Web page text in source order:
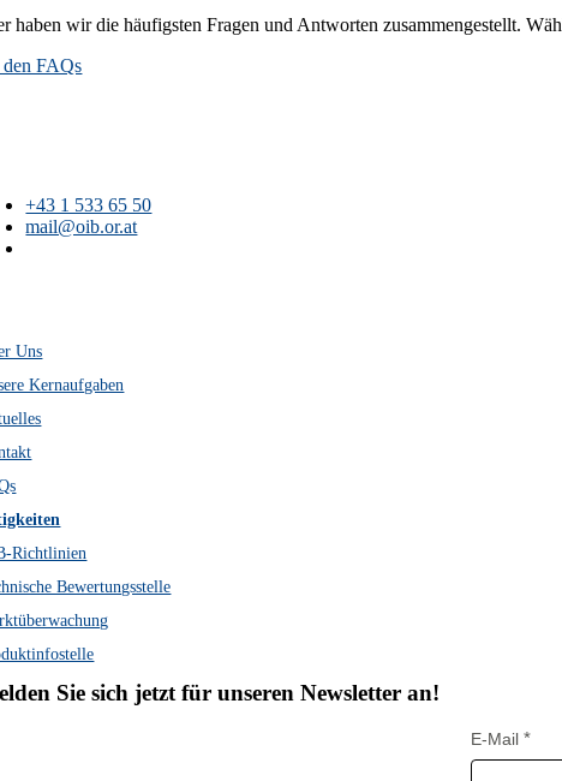
haben wir die häufigsten Fragen und Antworten zusammengestellt.
FAQs
+43 1 533 65 50
mail@oib.or.at
Uns
Kernaufgaben
Richtlinien
Bewertungsstelle
Sie sich jetzt für unseren Newsletter an!
E-Mail